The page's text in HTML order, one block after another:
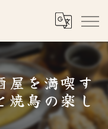
屋を満喫す
焼鳥の楽し